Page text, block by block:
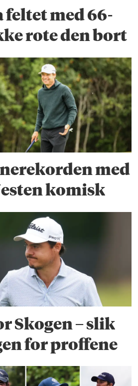
med 66-
rote den bort
med
komisk
Skogen – slik
for proffene